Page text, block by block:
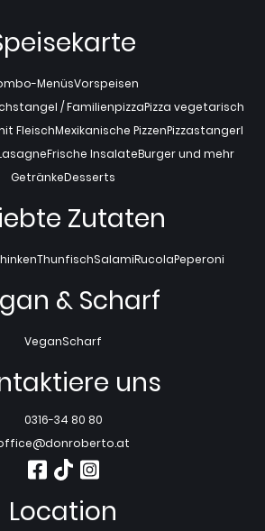
MenüsVorspeisen
/ FamilienpizzaPizza vegetarisch
FleischMexikanische PizzenPizzastangerl
Frische InsalateBurger und mehr
GetränkeDesserts
Zutaten
ThunfischSalamiRucolaPeperoni
& Scharf
VeganScharf
uns
0316-34 80 80
Location